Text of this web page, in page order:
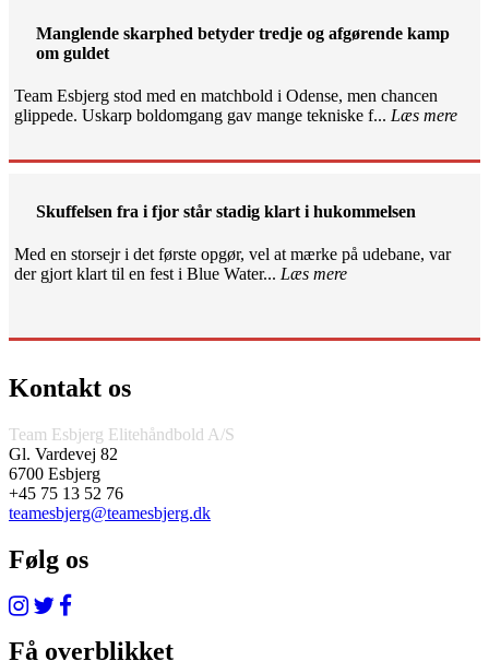
Manglende skarphed betyder tredje og afgørende kamp
om guldet
Team Esbjerg stod med en matchbold i Odense, men chancen
glippede. Uskarp boldomgang gav mange tekniske f... Læs mere
Skuffelsen fra i fjor står stadig klart i hukommelsen
Med en storsejr i det første opgør, vel at mærke på udebane, var
der gjort klart til en fest i Blue Water... Læs mere
Kontakt os
Team Esbjerg Elitehåndbold A/S
Gl. Vardevej 82
6700 Esbjerg
+45 75 13 52 76
teamesbjerg@teamesbjerg.dk
Følg os
Få overblikket